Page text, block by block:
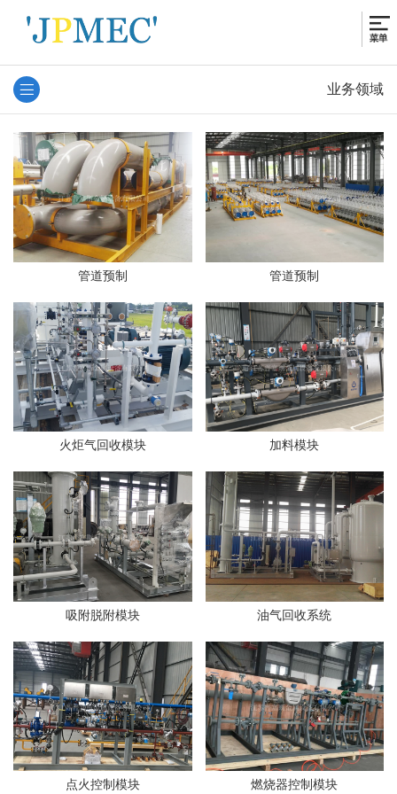
业务领域
管道预制 管道预制
火炬气回收模块 加料模块
吸附脱附模块 油气回收系统
点火控制模块 燃烧器控制模块